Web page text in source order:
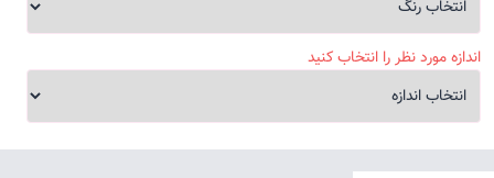
اندازه مورد نظر را انتخاب کنید